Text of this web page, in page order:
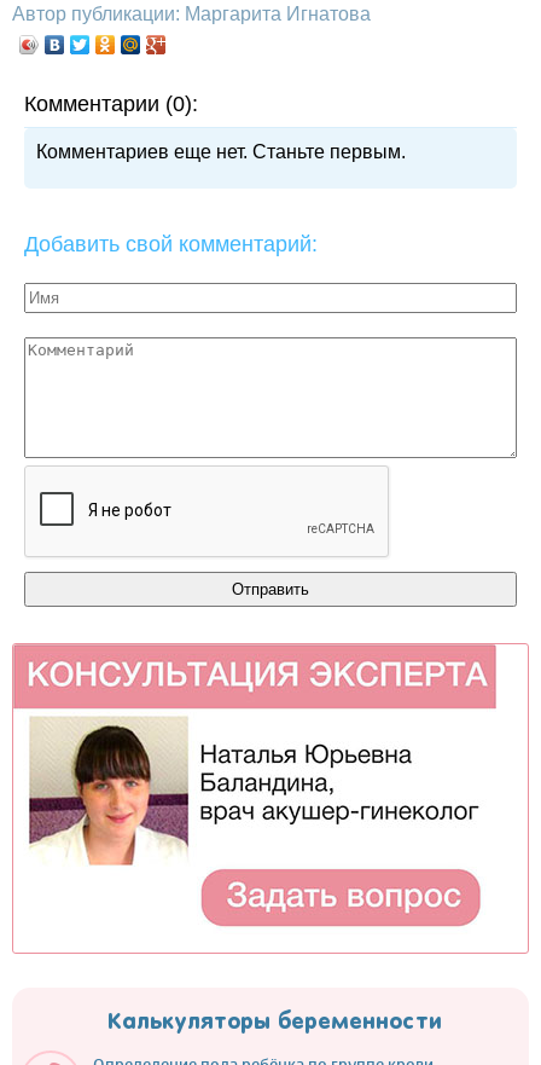
Автор публикации: Маргарита Игнатова
Комментарии (0):
Комментариев еще нет. Станьте первым.
Добавить свой комментарий:
Калькуляторы беременности